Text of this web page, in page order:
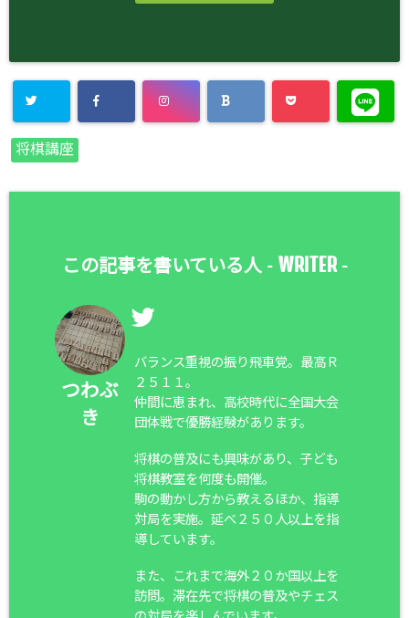
将棋講座
この記事を書いている人 - WRITER-
つわぶ
き
バランス重視の振り飛車党。最高Ｒ
２５１１。
仲間に恵まれ、高校時代に全国大会
団体戦で優勝経験があります。
将棋の普及にも興味があり、子ども
将棋教室を何度も開催。
駒の動かし方から教えるほか、指導
対局を実施。延べ２５０人以上を指
導しています。
また、これまで海外２０か国以上を
訪問。滞在先で将棋の普及やチェス